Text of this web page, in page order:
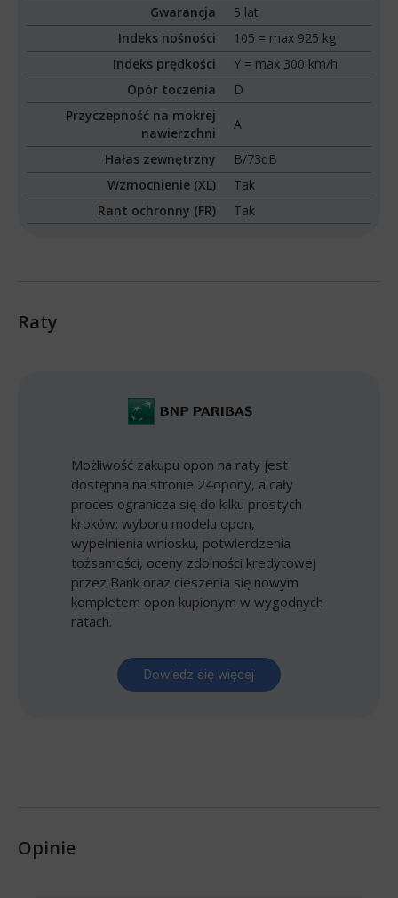
Gwarancja
5 lat
Indeks nośności
105 = max 925 kg
Indeks prędkości
Y = max 300 km/h
Opór toczenia
D
Przyczepność na mokrej
nawierzchni
A
Hałas zewnętrzny
B/73dB
Wzmocnienie (XL)
Tak
Rant ochronny (FR)
Tak
Raty
Możliwość zakupu opon na raty jest
dostępna na stronie 24opony, a cały
proces ogranicza się do kilku prostych
kroków: wyboru modelu opon,
wypełnienia wniosku, potwierdzenia
tożsamości, oceny zdolności kredytowej
przez Bank oraz cieszenia się nowym
kompletem opon kupionym w wygodnych
ratach.
Dowiedz się więcej
Opinie